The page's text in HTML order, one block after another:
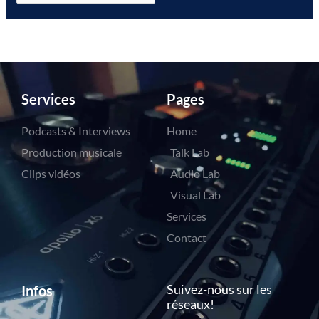
Services
Podcasts & Interviews
Production musicale
Clips vidéos
Pages
Home
Talk Lab
Audio Lab
Visual Lab
Services
Contact
Infos
Suivez-nous sur les
réseaux!